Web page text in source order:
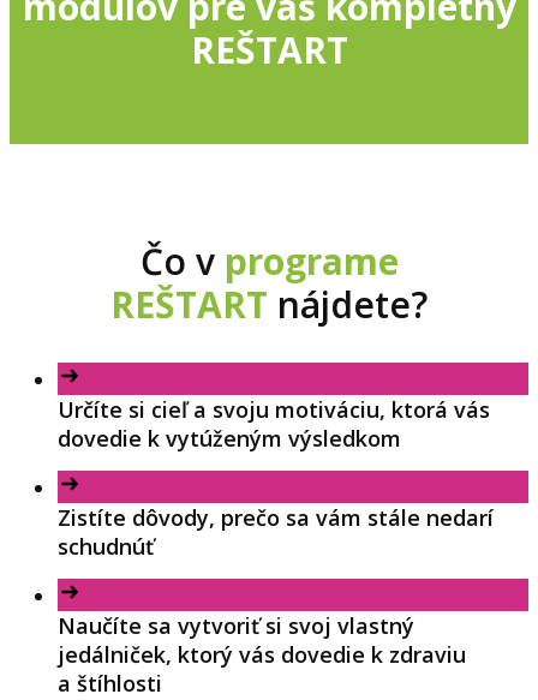
REŠTART
Čo v programe
REŠTART nájdete?
Určíte si cieľ a svoju motiváciu, ktorá vás
dovedie k vytúženým výsledkom
Zistíte dôvody, prečo sa vám stále nedarí
schudnúť
Naučíte sa vytvoriť si svoj vlastný
jedálniček, ktorý vás dovedie k zdraviu
a štíhlosti